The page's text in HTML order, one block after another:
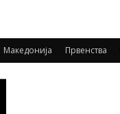
Македонија Првенства